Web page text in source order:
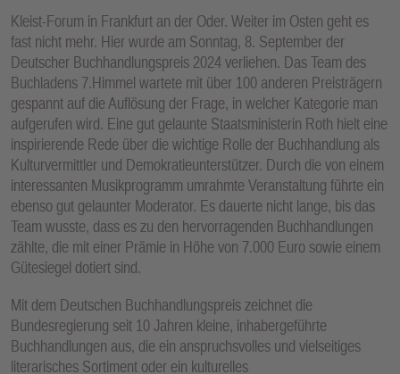
Kleist-Forum in Frankfurt an der Oder. Weiter im Osten geht es
fast nicht mehr. Hier wurde am Sonntag, 8. September der
Deutscher Buchhandlungspreis 2024 verliehen. Das Team des
Buchladens 7.Himmel wartete mit über 100 anderen Preisträgern
gespannt auf die Auflösung der Frage, in welcher Kategorie man
aufgerufen wird. Eine gut gelaunte Staatsministerin Roth hielt eine
inspirierende Rede über die wichtige Rolle der Buchhandlung als
Kulturvermittler und Demokratieunterstützer. Durch die von einem
interessanten Musikprogramm umrahmte Veranstaltung führte ein
ebenso gut gelaunter Moderator. Es dauerte nicht lange, bis das
Team wusste, dass es zu den hervorragenden Buchhandlungen
zählte, die mit einer Prämie in Höhe von 7.000 Euro sowie einem
Gütesiegel dotiert sind.
Mit dem Deutschen Buchhandlungspreis zeichnet die
Bundesregierung seit 10 Jahren kleine, inhabergeführte
Buchhandlungen aus, die ein anspruchsvolles und vielseitiges
literarisches Sortiment oder ein kulturelles